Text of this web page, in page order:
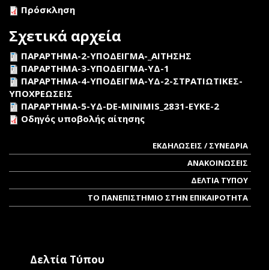
Πρόσκληση
Σχετικά αρχεία
ΠΑΡΑΡΤΗΜΑ-2-ΥΠΟΔΕΙΓΜΑ-_ΑΙΤΗΣΗΣ
ΠΑΡΑΡΤΗΜΑ-3-ΥΠΟΔΕΙΓΜΑ-ΥΔ-1
ΠΑΡΑΡΤΗΜΑ-4-ΥΠΟΔΕΙΓΜΑ-ΥΔ-2-ΣΤΡΑΤΙΩΤΙΚΕΣ-
ΥΠΟΧΡΕΩΣΕΙΣ
ΠΑΡΑΡΤΗΜΑ-5-ΥΔ-DE-MINIMIS_2831-ΕΥΚΕ-2
Οδηγός υποβολής αίτησης
ΕΚΔΗΛΩΣΕΙΣ / ΣΥΝΕΔΡΙΑ
ΑΝΑΚΟΙΝΩΣΕΙΣ
ΔΕΛΤΙΑ ΤΥΠΟΥ
ΤΟ ΠΑΝΕΠΙΣΤΗΜΙΟ ΣΤΗΝ ΕΠΙΚΑΙΡΟΤΗΤΑ
Δελτία Τύπου